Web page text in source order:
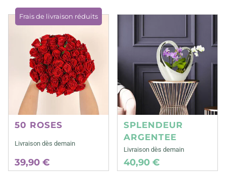
Frais de livraison réduits
50 ROSES
Livraison dès demain
39,90 €
SPLENDEUR
ARGENTEE
Livraison dès demain
40,90 €